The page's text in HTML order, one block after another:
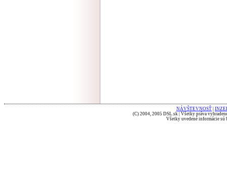
NÁVŠTEVNOSŤ
(C) 2004, 2005 DSL.sk | Všetky práva
Všetky uvedené informácie sú